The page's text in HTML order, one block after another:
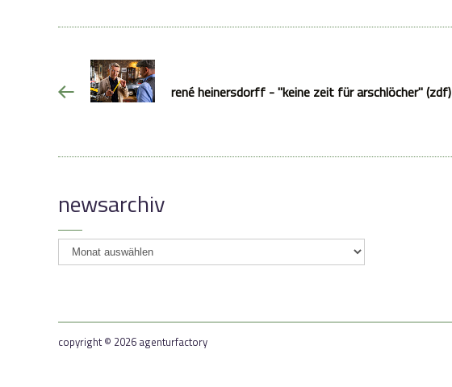
rené heinersdorff - "keine zeit für arschlöcher" (zdf)
newsarchiv
newsarchiv
copyright © 2026 agenturfactory